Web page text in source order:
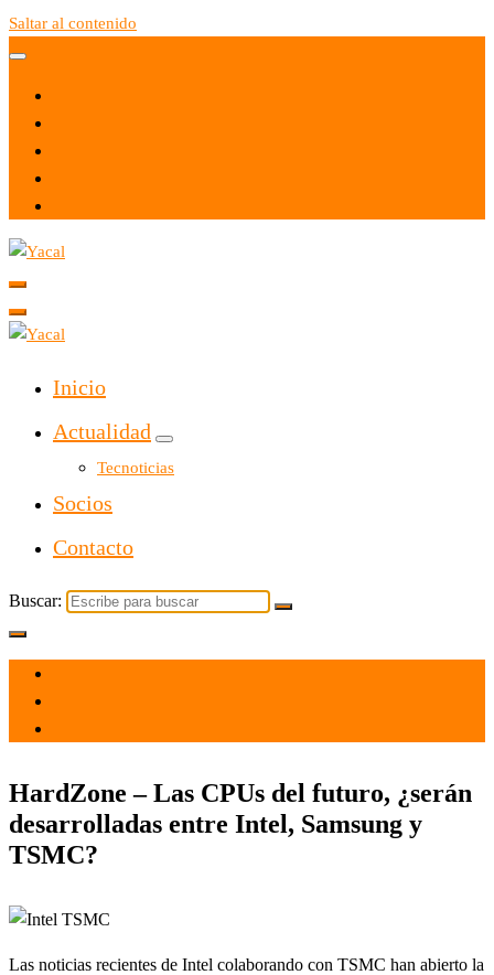
Saltar al contenido
Yacal micro hosting
Inicio
Actualidad
Tecnoticias
Socios
Contacto
Buscar:
HardZone – Las CPUs del futuro, ¿serán
desarrolladas entre Intel, Samsung y
TSMC?
Las noticias recientes de Intel colaborando con TSMC han abierto la